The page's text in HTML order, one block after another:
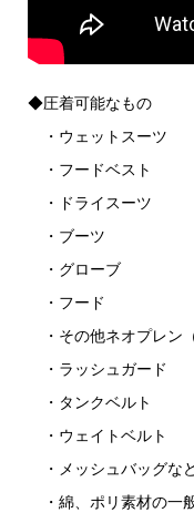
◆圧着可能なもの
・ウェットスーツ
・フードベスト
・ドライスーツ
・ブーツ
・グローブ
・フード
・その他ネオプレン
・ラッシュガード
・タンクベルト
・ウェイトベルト
・メッシュバッグな
・綿、ポリ素材の一